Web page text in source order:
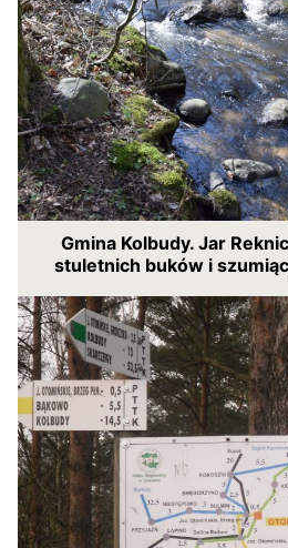
Gmina Kolbudy. Jar
stuletnich buków i